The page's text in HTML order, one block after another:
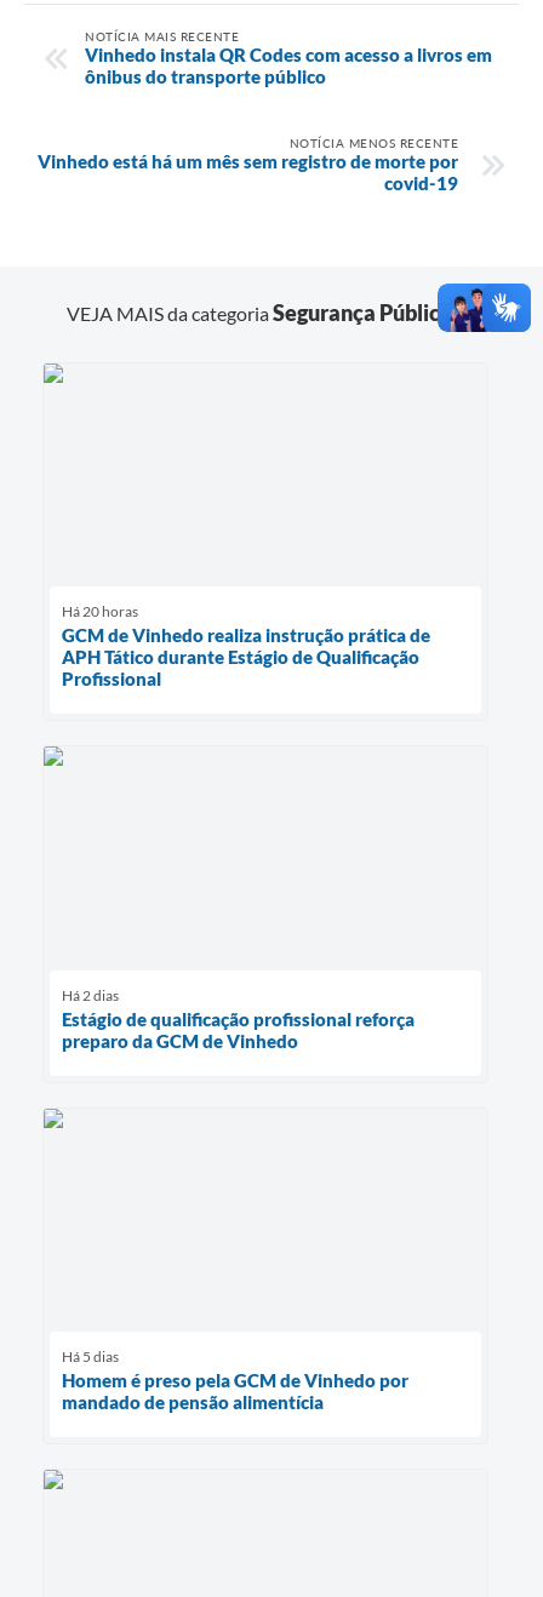
NOTÍCIA MAIS RECENTE
Vinhedo instala QR Codes com acesso a livros em
ônibus do transporte público
NOTÍCIA MENOS RECENTE
Vinhedo está há um mês sem registro de morte por
covid-19
VEJA MAIS da categoriaSegurança Pública
Há 20 horas
GCM de Vinhedo realiza instrução prática de
APH Tático durante Estágio de Qualificação
Profissional
Há 2 dias
Estágio de qualificação profissional reforça
preparo da GCM de Vinhedo
Há 5 dias
Homem é preso pela GCM de Vinhedo por
mandado de pensão alimentícia